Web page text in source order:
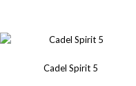
Cadel Spirit 5